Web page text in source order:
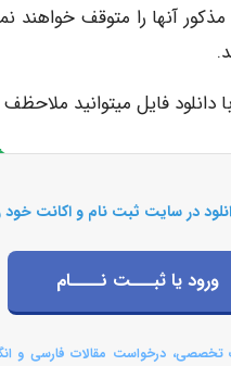
آنها را متوقف خواهند
در سایت ثبت نام و اکانت خود
ورود یا ثبـــت نــــام
تخصصی، درخواست مقالات فارسی و